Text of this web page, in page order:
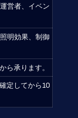
営者、イベン
明効果、制御
ら承ります。
定してから10